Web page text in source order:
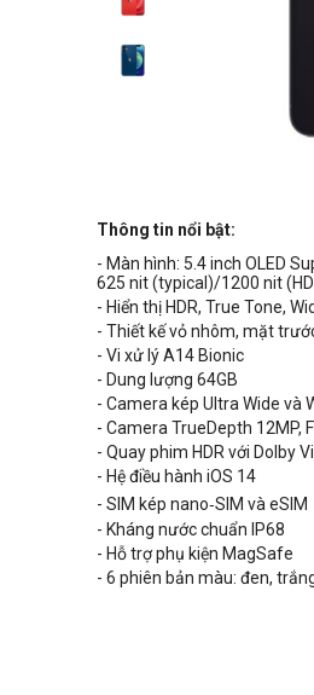
Thông tin nổi bật:
- Màn hình: 5.4 inch OLED
625 nit (typical)/1200 nit
- Hiển thị HDR, True Tone,
- Thiết kế vỏ nhôm, mặt
- Vi xử lý A14 Bionic
- Dung lượng 64GB
- Camera kép Ultra Wide và
- Camera TrueDepth 12MP,
- Quay phim HDR với Dolby
- Hệ điều hành iOS 14
- SIM kép nano‑SIM và eSIM
- Kháng nước chuẩn IP68
- Hỗ trợ phụ kiện MagSafe
- 6 phiên bản màu: đen,